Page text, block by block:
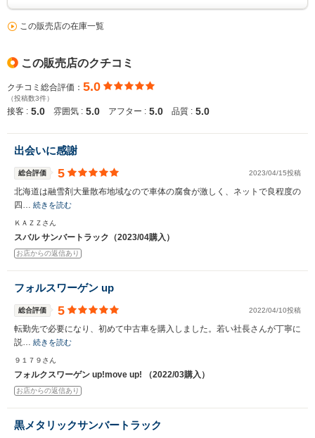
この販売店の在庫一覧
この販売店のクチコミ
クチコミ総合評価： 5.0
（投稿数3件）
接客 : 5.0 雰囲気 : 5.0 アフター : 5.0 品質 : 5.0
出会いに感謝
総合評価 5 2023/04/15投稿
北海道は融雪剤大量散布地域なので車体の腐食が激しく、ネットで良程度の
四… 続きを読む
ＫＡＺＺさん
スバル サンバートラック（2023/04購入）
お店からの返信あり
フォルスワーゲン up
総合評価 5 2022/04/10投稿
転勤先で必要になり、初めて中古車を購入しました。若い社長さんが丁寧に
説… 続きを読む
９１７９さん
フォルクスワーゲン up!move up! （2022/03購入）
お店からの返信あり
黒メタリックサンバートラック